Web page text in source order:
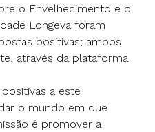
o Envelhecimento e o
Longeva foram
positivas; ambos
através da plataforma
a este
o mundo em que
é promover a